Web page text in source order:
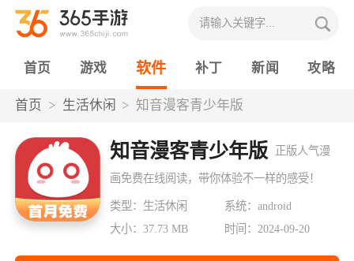
首页 游戏 软件 补丁 新闻 攻略
首页 生活休闲 知音漫客青少年版
知音漫客青少年版 正版人气漫
画免费在线阅读，带你体验不一样的感受！
类型：生活休闲
系统：android
大小：37.73 MB
时间：2024-09-20